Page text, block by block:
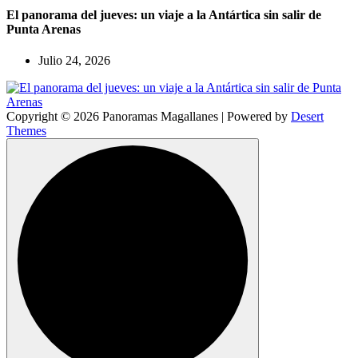
El panorama del jueves: un viaje a la Antártica sin salir de
Punta Arenas
Julio 24, 2026
Copyright © 2026 Panoramas Magallanes | Powered by Desert
Themes